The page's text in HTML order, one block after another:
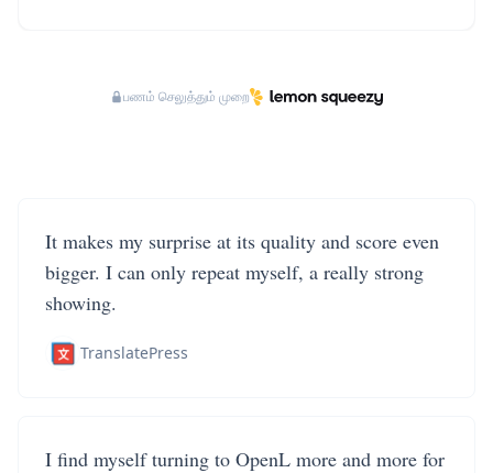
பணம் செலுத்தும் முறை
It makes my surprise at its quality and score even
bigger. I can only repeat myself, a really strong
showing.
TranslatePress
I find myself turning to OpenL more and more for